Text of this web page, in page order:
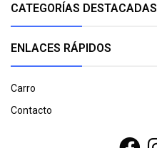
CATEGORÍAS DESTACADAS
ENLACES RÁPIDOS
Carro
Contacto